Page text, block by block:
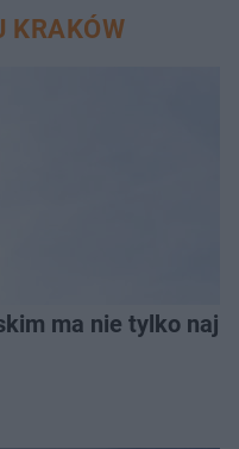
KRAKÓW
ma nie tylko